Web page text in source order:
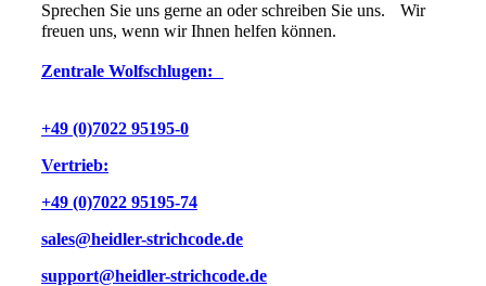
Sprechen Sie uns gerne an oder schreiben Sie uns. Wir
freuen uns, wenn wir Ihnen helfen können.
Zentrale Wolfschlugen:
+49 (0)7022 95195-0
Vertrieb:
+49 (0)7022 95195-74
sales@heidler-strichcode.de
support@heidler-strichcode.de